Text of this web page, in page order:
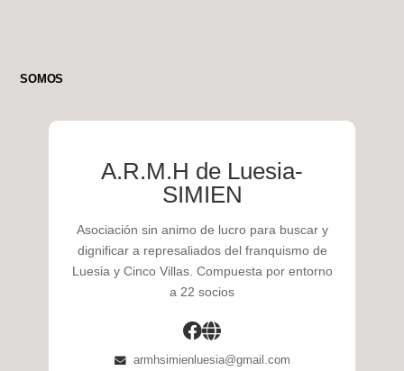
SOMOS
A.R.M.H de Luesia-
SIMIEN
Asociación sin animo de lucro para buscar y
dignificar a represaliados del franquismo de
Luesia y Cinco Villas. Compuesta por entorno
a 22 socios
armhsimienluesia@gmail.com